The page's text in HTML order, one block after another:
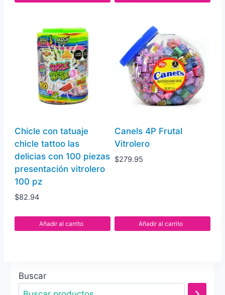
Chicle con tatuaje
chicle tattoo las
delicias con 100 piezas
presentación vitrolero
100 pz
$82.94
Añadir al carrito
Canels 4P Frutal
Vitrolero
$279.95
Añadir al carrito
Buscar